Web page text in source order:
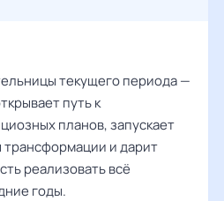
текущего периода —
путь к
планов, запускает
трансформации и дарит
реализовать всё
годы.